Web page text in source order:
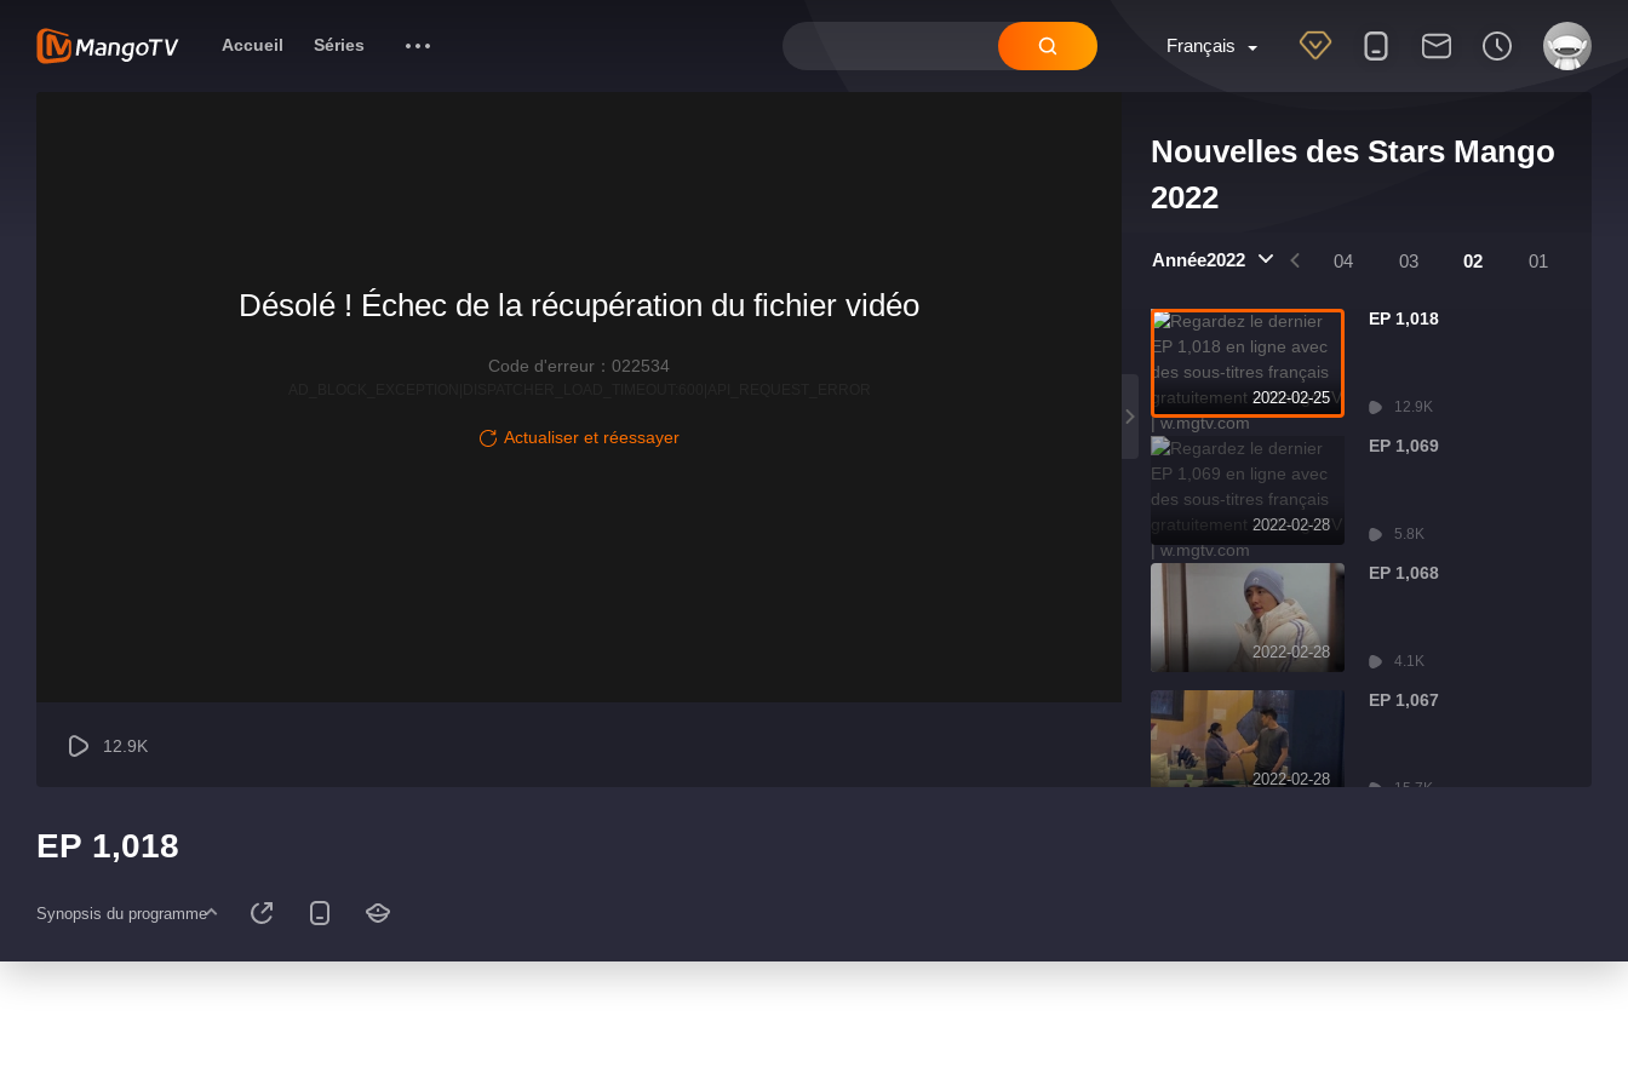
Français
Accueil Séries
Nouvelles des Stars Mango
2022
Année2022
07 06 05 04 03 02 01
2022-02-25
EP 1,018
12.9K
2022-02-28
EP 1,069
5.8K
2022-02-28
EP 1,068
4.1K
2022-02-28
EP 1,067
15.7K
Désolé ! Échec de la récupération du fichier vidéo
Code d'erreur：022534
Actualiser et réessayer
12.9K
EP 1,018
Synopsis du programme